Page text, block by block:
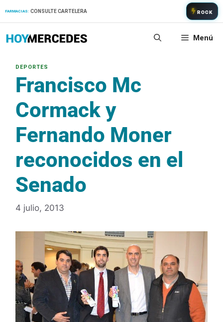
FARMACIAS: CONSULTE CARTELERA ROCK
Menú
Francisco Mc
Cormack y
Fernando Moner
reconocidos en el
Senado
4 julio, 2013